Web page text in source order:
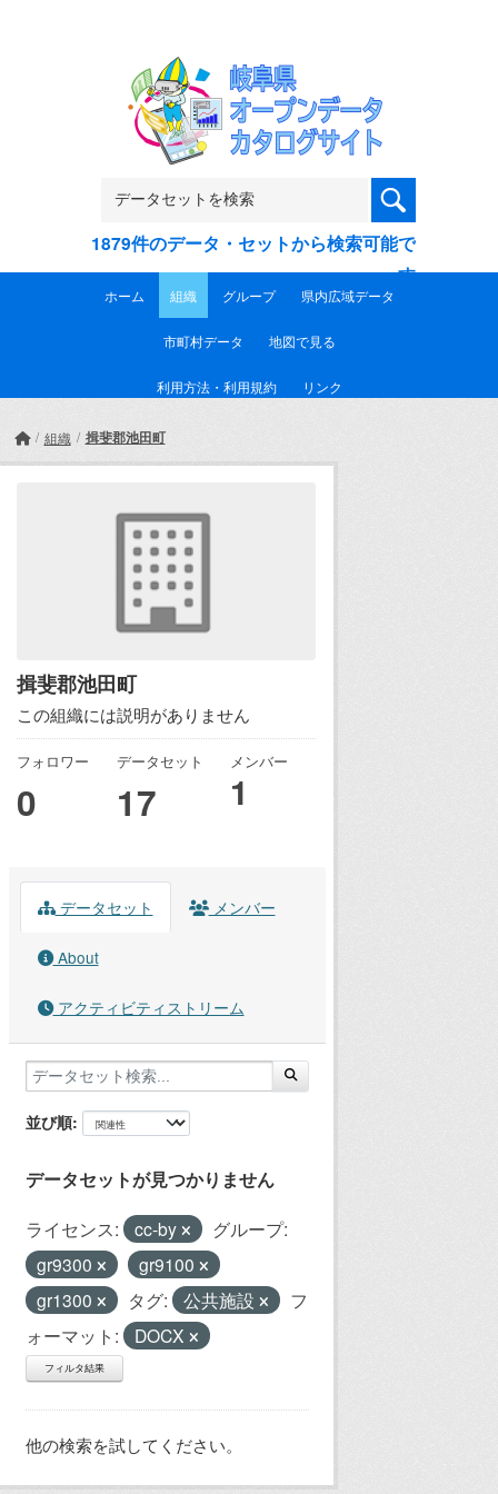
1879件のデータ・セットから検索可能で
す
ホーム 組織 グループ 県内広域データ
市町村データ 地図で見る
利用方法・利用規約 リンク
組織 揖斐郡池田町
揖斐郡池田町
この組織には説明がありません
フォロワー
0
データセット
17
メンバー
1
データセット メンバー
About
アクティビティストリーム
並び順
データセットが見つかりません
ライセンス: cc-by
グループ:
gr9300
gr9100
gr1300
タグ: 公共施設
フ
ォーマット:
DOCX
フィルタ結果
他の検索を試してください。